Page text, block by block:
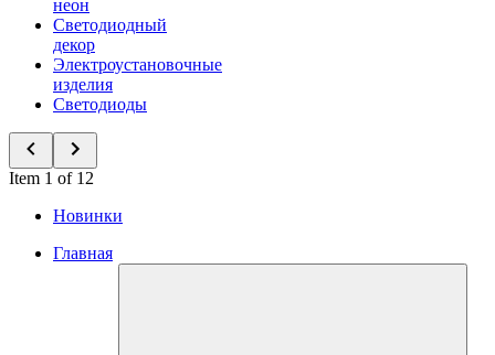
неон
Светодиодный
декор
Электроустановочные
изделия
Светодиоды
Item 1 of 12
Новинки
Главная